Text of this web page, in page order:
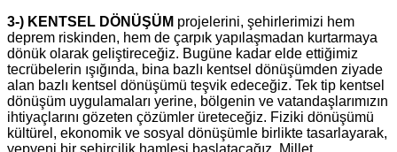
3-) KENTSEL DÖNÜŞÜM projelerini, şehirlerimizi hem
deprem riskinden, hem de çarpık yapılaşmadan kurtarmaya
dönük olarak geliştireceğiz. Bugüne kadar elde ettiğimiz
tecrübelerin ışığında, bina bazlı kentsel dönüşümden ziyade
alan bazlı kentsel dönüşümü teşvik edeceğiz. Tek tip kentsel
dönüşüm uygulamaları yerine, bölgenin ve vatandaşlarımızın
ihtiyaçlarını gözeten çözümler üreteceğiz. Fiziki dönüşümü
kültürel, ekonomik ve sosyal dönüşümle birlikte tasarlayarak,
yepyeni bir şehircilik hamlesi başlatacağız. Millet